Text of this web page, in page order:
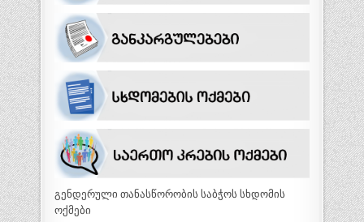
გენდერული თანასწორობის საბჭოს სხდომის
ოქმები